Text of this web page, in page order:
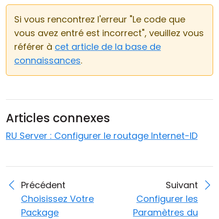
Si vous rencontrez l'erreur "Le code que
vous avez entré est incorrect", veuillez vous
référer à cet article de la base de
connaissances.
Articles connexes
RU Server : Configurer le routage Internet-ID
Précédent
Choisissez Votre
Package
Suivant
Configurer les
Paramètres du